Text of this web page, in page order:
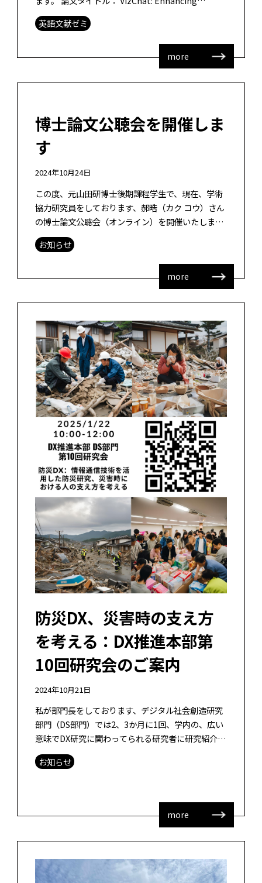
Learning Analytics Dashboards wi […]
英語文献ゼミ
more
博士論文公聴会を開催しま
す
2024年10月24日
この度、元山田研博士後期課程学生で、現在、学術
協力研究員をしております、郝晧（カク コウ）さん
の博士論文公聴会（オンライン）を開催いたしま
す。カクさんは中国における日本語教育について、
講義中心の詰め込み型教育になっている […]
お知らせ
more
防災DX、災害時の支え方
を考える：DX推進本部第
10回研究会のご案内
2024年10月21日
私が部門長をしております、デジタル社会創造研究
部門（DS部門）では2、3か月に1回、学内の、広い
意味でDX研究に関わってられる研究者に研究紹介を
していただいております。2025年1月22日（水曜
日）10時〜12時に、節目 […]
お知らせ
more